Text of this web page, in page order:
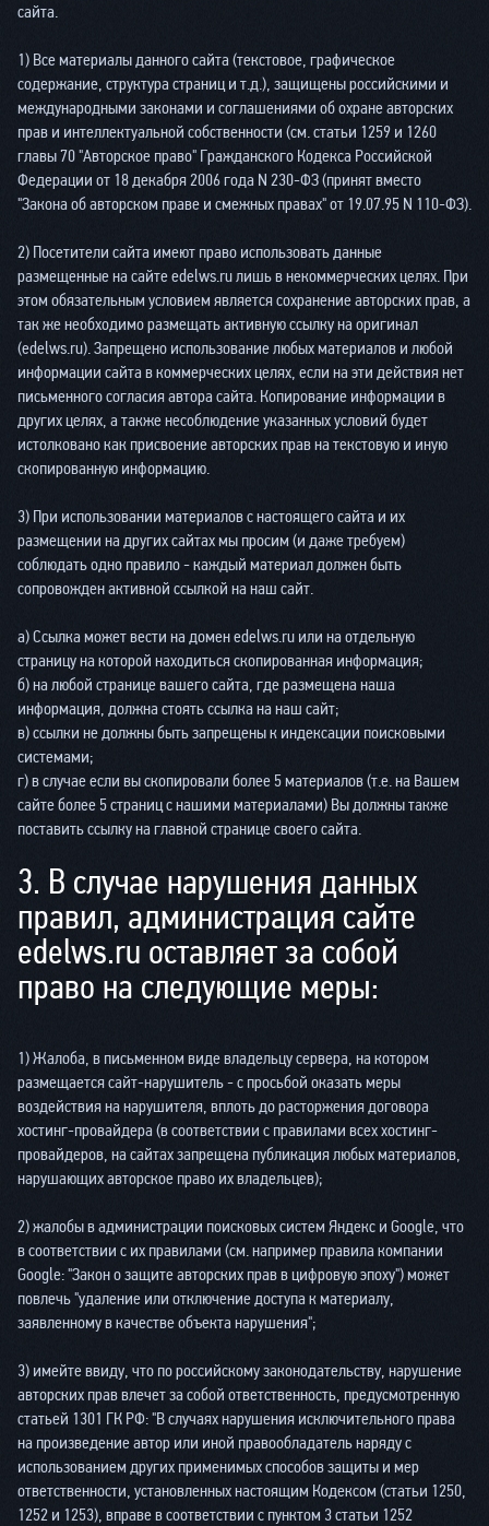
сайта.
1) Все материалы данного сайта (текстовое, графическое
содержание, структура страниц и т.д.), защищены российскими и
международными законами и соглашениями об охране авторских
прав и интеллектуальной собственности (см. статьи 1259 и 1260
главы 70 "Авторское право" Гражданского Кодекса Российской
Федерации от 18 декабря 2006 года N 230-ФЗ (принят вместо
"Закона об авторском праве и смежных правах" от 19.07.95 N 110-ФЗ).
2) Посетители сайта имеют право использовать данные
размещенные на сайте edelws.ru лишь в некоммерческих целях. При
этом обязательным условием является сохранение авторских прав, а
так же необходимо размещать активную ссылку на оригинал
(edelws.ru). Запрещено использование любых материалов и любой
информации сайта в коммерческих целях, если на эти действия нет
письменного согласия автора сайта. Копирование информации в
других целях, а также несоблюдение указанных условий будет
истолковано как присвоение авторских прав на текстовую и иную
скопированную информацию.
3) При использовании материалов с настоящего сайта и их
размещении на других сайтах мы просим (и даже требуем)
соблюдать одно правило - каждый материал должен быть
сопровожден активной ссылкой на наш сайт.
а) Ссылка может вести на домен edelws.ru или на отдельную
страницу на которой находиться скопированная информация;
б) на любой странице вашего сайта, где размещена наша
информация, должна стоять ссылка на наш сайт;
в) ссылки не должны быть запрещены к индексации поисковыми
системами;
г) в случае если вы скопировали более 5 материалов (т.е. на Вашем
сайте более 5 страниц с нашими материалами) Вы должны также
поставить ссылку на главной странице своего сайта.
3. В случае нарушения данных
правил, администрация сайте
edelws.ru оставляет за собой
право на следующие меры:
1) Жалоба, в письменном виде владельцу сервера, на котором
размещается сайт-нарушитель - с просьбой оказать меры
воздействия на нарушителя, вплоть до расторжения договора
хостинг-провайдера (в соответствии с правилами всех хостинг-
провайдеров, на сайтах запрещена публикация любых материалов,
нарушающих авторское право их владельцев);
2) жалобы в администрации поисковых систем Яндекс и Google, что
в соответствии с их правилами (см. например правила компании
Google: "Закон о защите авторских прав в цифровую эпоху") может
повлечь "удаление или отключение доступа к материалу,
заявленному в качестве объекта нарушения";
3) имейте ввиду, что по российскому законодательству, нарушение
авторских прав влечет за собой ответственность, предусмотренную
статьей 1301 ГК РФ: "В случаях нарушения исключительного права
на произведение автор или иной правообладатель наряду с
использованием других применимых способов защиты и мер
ответственности, установленных настоящим Кодексом (статьи 1250,
1252 и 1253), вправе в соответствии с пунктом 3 статьи 1252